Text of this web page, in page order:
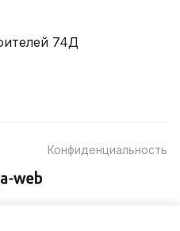
74Д
Конфиденциальность